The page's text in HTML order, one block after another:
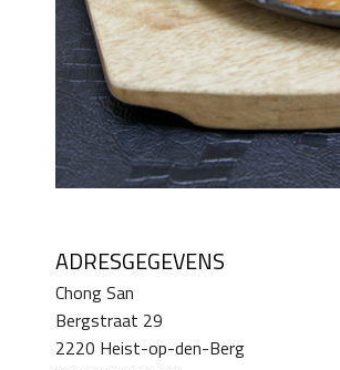
ADRESGEGEVENS
Chong San
Bergstraat 29
2220 Heist-op-den-Berg